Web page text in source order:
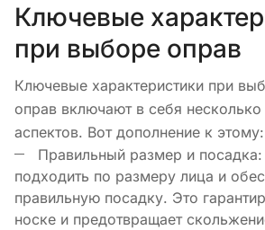
Ключевые
при выборе оправ
Ключевые характеристики при
оправ включают в себя
аспектов. Вот дополнение к этому:
Правильный размер и
подходить по размеру лица и
правильную посадку. Это
носке и предотвращает